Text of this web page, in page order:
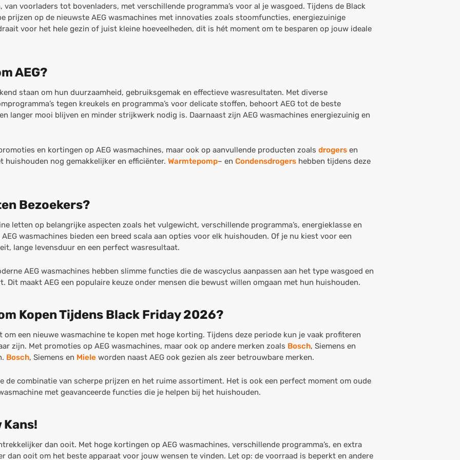
voorladers tot bovenladers, met verschillende programma’s voor al je wasgoed. Tijdens de Black
prijzen op de nieuwste AEG wasmachines met innovaties zoals stoomfuncties, energiezuinige
voor het hele gezin of juist kleine hoeveelheden, dit is hét moment om te besparen op jouw ideale
AEG?
staan om hun duurzaamheid, gebruiksgemak en effectieve wasresultaten. Met diverse
tegen kreukels en programma’s voor delicate stoffen, behoort AEG tot de beste
langer mooi blijven en minder strijkwerk nodig is. Daarnaast zijn AEG wasmachines energiezuinig en
en kortingen op AEG wasmachines, maar ook op aanvullende producten zoals drogers en
huishouden nog gemakkelijker en efficiënter. Warmtepomp– en Condensdrogers hebben tijdens deze
Bezoekers?
letten op belangrijke aspecten zoals het vulgewicht, verschillende programma’s, energieklasse en
wasmachines bieden een breed scala aan opties voor elk huishouden. Of je nu kiest voor een
lange levensduur en een perfect wasresultaat.
AEG wasmachines hebben slimme functies die de wascyclus aanpassen aan het type wasgoed en
Dit maakt AEG een populaire keuze onder mensen die bewust willen omgaan met hun huishouden.
Kopen Tijdens Black Friday 2026?
een nieuwe wasmachine te kopen met hoge korting. Tijdens deze periode kun je vaak profiteren
zijn. Met promoties op AEG wasmachines, maar ook op andere merken zoals Bosch, Siemens en
Bosch, Siemens en Miele worden naast AEG ook gezien als zeer betrouwbare merken.
de combinatie van scherpe prijzen en het ruime assortiment. Het is ook een perfect moment om oude
met geavanceerde functies die je helpen bij het huishouden.
Kans!
dan ooit. Met hoge kortingen op AEG wasmachines, verschillende programma’s, en extra
ooit om het beste apparaat voor jouw wensen te vinden. Let op: de voorraad is beperkt en andere